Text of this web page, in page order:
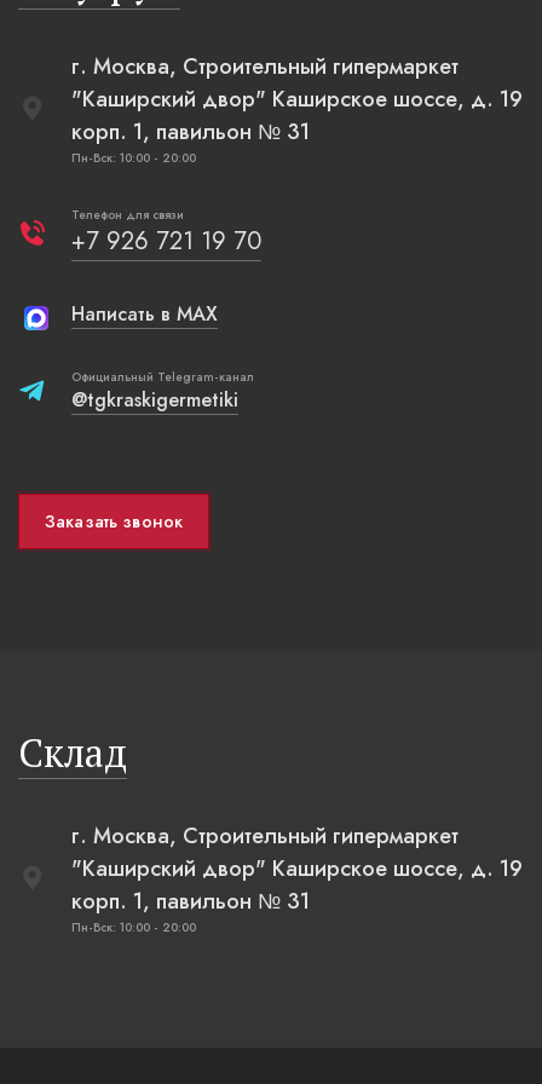
г. Москва, Строительный гипермаркет
"Каширский двор" Каширское шоссе, д. 19
корп. 1, павильон № 31
Пн-Вск: 10:00 - 20:00
Телефон для связи
+7 926 721 19 70
Написать в MAX
Официальный Telegram-канал
@tgkraskigermetiki
Заказать звонок
Склад
г. Москва, Строительный гипермаркет
"Каширский двор" Каширское шоссе, д. 19
корп. 1, павильон № 31
Пн-Вск: 10:00 - 20:00